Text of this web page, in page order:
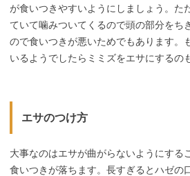
が食いつきやすいようにしましょう。た
ていて噛みついてくるので頭の部分をち
ので食いつきが悪いためでもあります。
いるようでしたらミミズをエサにするの
エサのつけ方
大事なのはエサが曲がらないようにする
食いつきが落ちます。長すぎるとハゼの